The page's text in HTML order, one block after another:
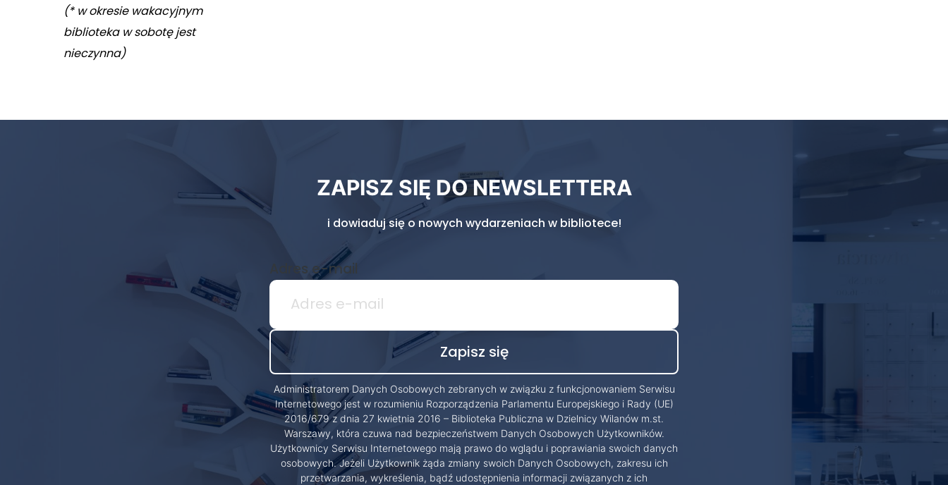
(* w okresie wakacyjnym
biblioteka w sobotę jest
nieczynna)
Newsletter
biblioteki
ZAPISZ SIĘ DO NEWSLETTERA
i dowiaduj się o nowych wydarzeniach w bibliotece!
Adres e-mail
Administratorem Danych Osobowych zebranych w związku z funkcjonowaniem Serwisu
Internetowego jest w rozumieniu Rozporządzenia Parlamentu Europejskiego i Rady (UE)
2016/679 z dnia 27 kwietnia 2016 – Biblioteka Publiczna w Dzielnicy Wilanów m.st.
Warszawy, która czuwa nad bezpieczeństwem Danych Osobowych Użytkowników.
Użytkownicy Serwisu Internetowego mają prawo do wglądu i poprawiania swoich danych
osobowych. Jeżeli Użytkownik żąda zmiany swoich Danych Osobowych, zakresu ich
przetwarzania, wykreślenia, bądź udostępnienia informacji związanych z ich
zobaczenie
spersonalizowanych
treści i ofert.